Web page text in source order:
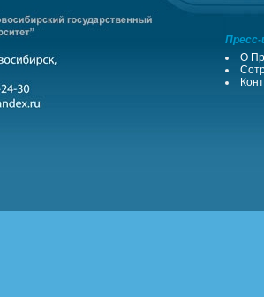
О